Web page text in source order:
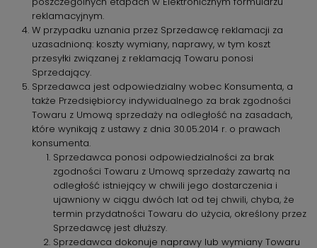
reklamacyjnym.
W przypadku uznania przez Sprzedawcę reklamacji za
uzasadnioną: koszty wymiany, naprawy, w tym koszt
przesyłki związanej z reklamacją Towaru ponosi
Sprzedający.
Sprzedawca jest odpowiedzialny wobec Konsumenta, a
także Przedsiębiorcy indywidualnego za brak zgodności
Towaru z Umową sprzedaży na odległość na zasadach,
które wynikają z ustawy z dnia 30.05.2014 r. o prawach
konsumenta.
Sprzedawca ponosi odpowiedzialności za brak
zgodności Towaru z Umową sprzedaży zawartą na
odległość istniejący w chwili jego dostarczenia i
ujawniony w ciągu dwóch lat od tej chwili, chyba, że
termin przydatności Towaru do użycia, określony przez
Sprzedawcę jest dłuższy.
Sprzedawca dokonuje naprawy lub wymiany Towaru